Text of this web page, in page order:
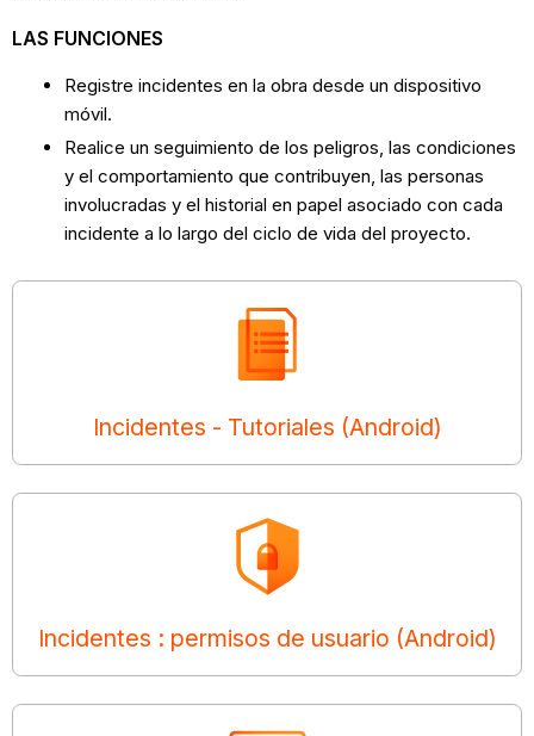
LAS FUNCIONES
Registre incidentes en la obra desde un dispositivo
móvil.
Realice un seguimiento de los peligros, las condiciones
y el comportamiento que contribuyen, las personas
involucradas y el historial en papel asociado con cada
incidente a lo largo del ciclo de vida del proyecto.
Incidentes - Tutoriales (Android)
Incidentes : permisos de usuario (Android)